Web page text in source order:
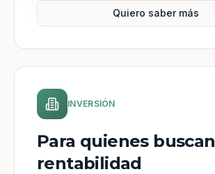
Quiero saber más
INVERSIÓN
Para quienes buscan
rentabilidad